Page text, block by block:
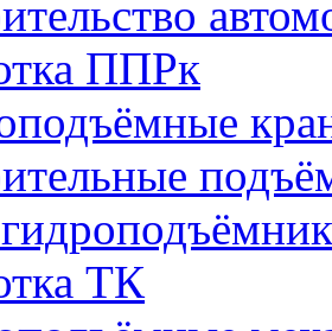
ППРк
ТК